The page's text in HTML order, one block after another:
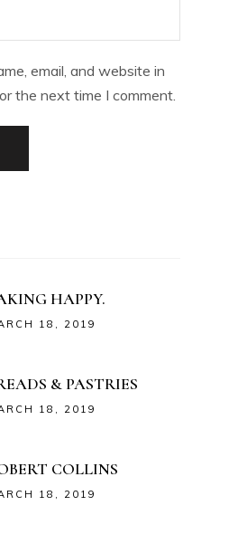
email, and website in
the next time I comment.
HAPPY.
18, 2019
& PASTRIES
18, 2019
COLLINS
18, 2019